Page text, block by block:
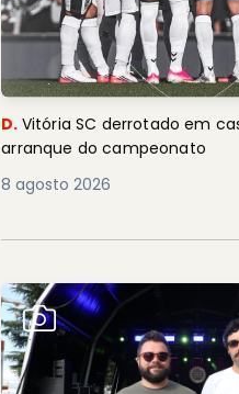
D. Vitória SC derrotado em
arranque do campeonato
8 agosto 2026